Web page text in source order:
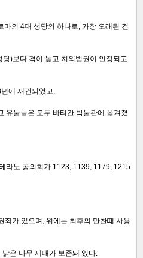
마의 4대 성당의 하나로, 가장 오래된 건
)보다 격이 높고 치외법권이 인정되고
에 재건되었고,
유물들은 모두 바티칸 박물관에 옮겨졌
라노 공의회가 1123, 1139, 1179, 1215
좌가 있으며, 위에는 최후의 만찬때 사용
은 나무 제대가 보존돼 있다.